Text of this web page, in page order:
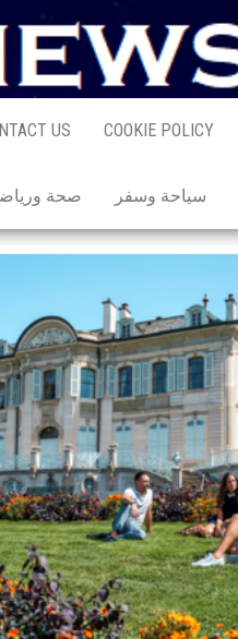
COOKIE POLICY
US
سياحة وسفر صحة